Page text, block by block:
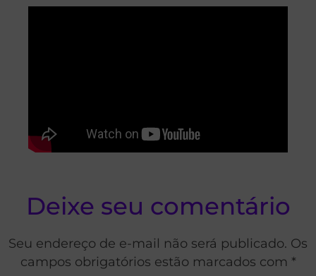
Deixe seu comentário
Seu endereço de e-mail não será publicado. Os
campos obrigatórios estão marcados com *